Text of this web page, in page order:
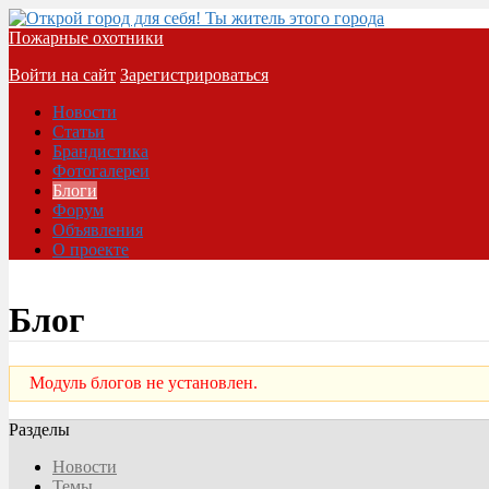
Пожарные охотники
Войти на сайт Зарегистрироваться
Новости
Статьи
Брандистика
Фотогалереи
Блоги
Форум
Объявления
О проекте
Блог
Модуль блогов не установлен.
Разделы
Новости